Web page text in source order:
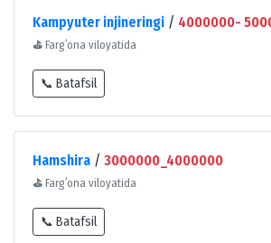
Kampyuter injineringi / 4000000-
⛳ Fargʻona viloyatida
📞 Batafsil
Hamshira / 3000000_4000000
⛳ Fargʻona viloyatida
📞 Batafsil